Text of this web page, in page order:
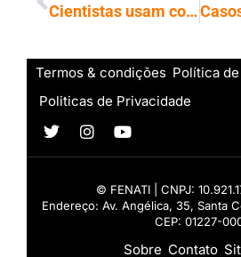
Cientistas usam computador quântico para processar genoma de vírus
Termos & condições Política
Politicas de Privacidade
© FENATI | CNPJ:
Endereço: Av. Angélica, 35, Santa
CEP: 01227-
Sobre Contato